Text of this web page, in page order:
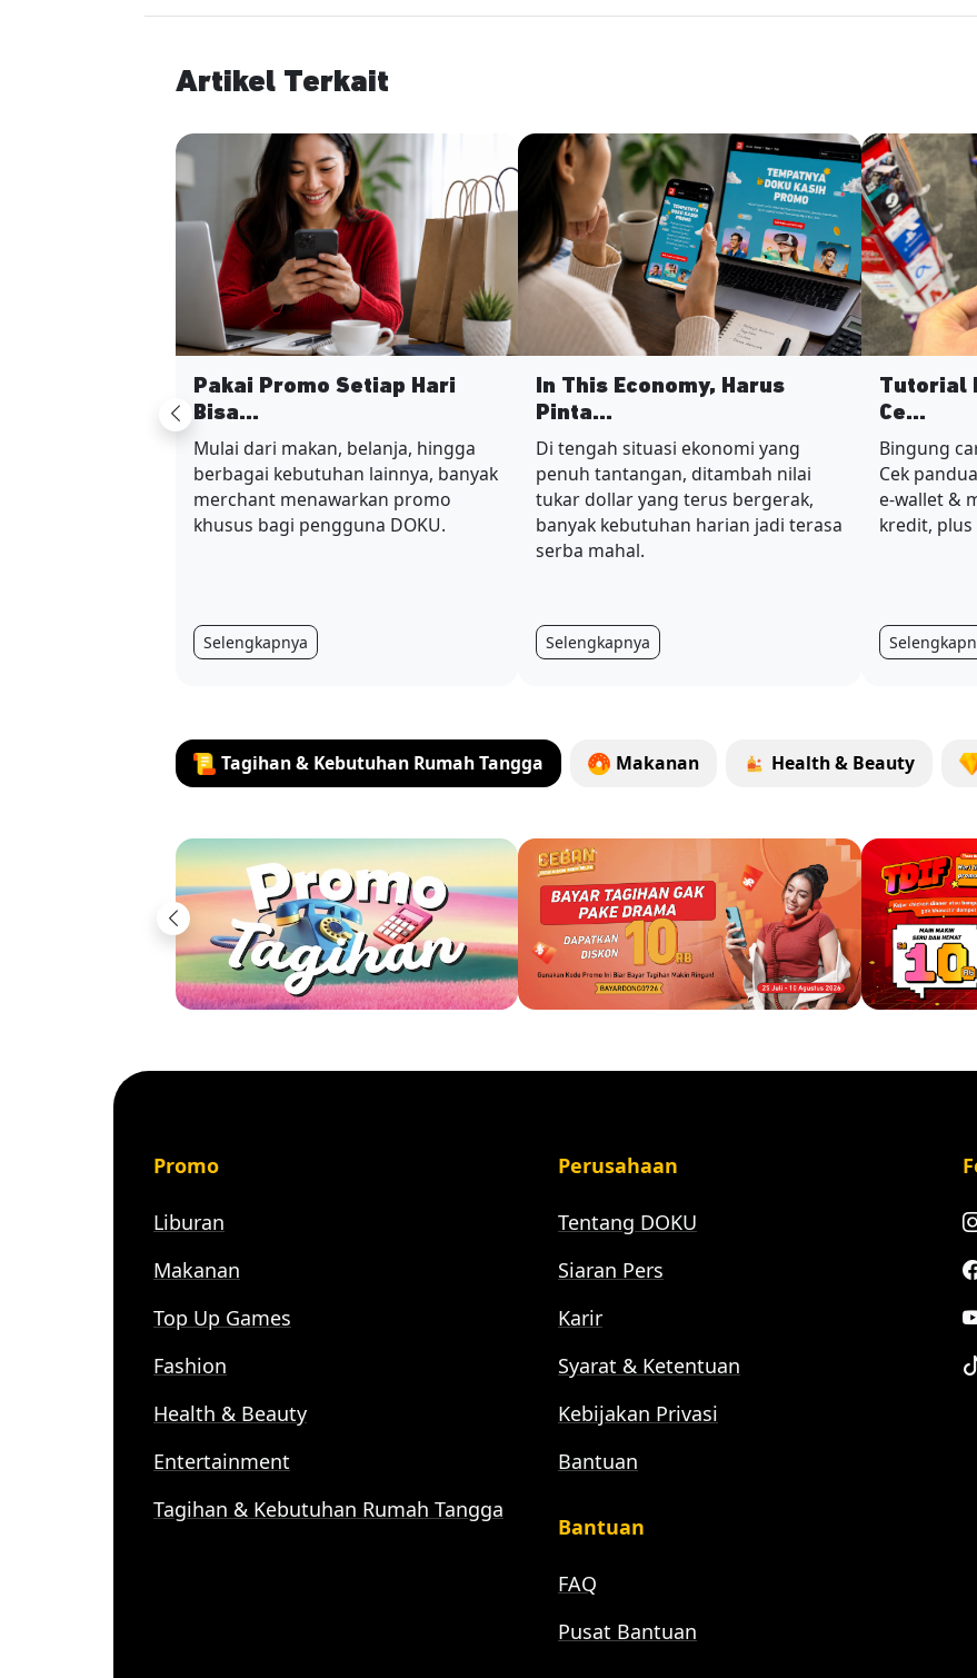
Artikel Terkait
Previous
Pakai Promo Setiap Hari
Bisa...
Mulai dari makan, belanja, hingga
berbagai kebutuhan lainnya, banyak
merchant menawarkan promo
khusus bagi pengguna DOKU.
Selengkapnya
In This Economy, Harus
Pinta...
Di tengah situasi ekonomi yang
penuh tantangan, ditambah nilai
tukar dollar yang terus bergerak,
banyak kebutuhan harian jadi terasa
serba mahal.
Selengkapnya
Tutorial
Ce...
Bingung
Cek
e-wallet &
kredit,
Tagihan & Kebutuhan Rumah Tangga Makanan Health & Beauty
Previous
Promo
Liburan
Makanan
Top Up Games
Fashion
Health & Beauty
Entertainment
Tagihan & Kebutuhan Rumah Tangga
Perusahaan
Tentang DOKU
Siaran Pers
Karir
Syarat & Ketentuan
Kebijakan Privasi
Bantuan
Bantuan
FAQ
Pusat Bantuan